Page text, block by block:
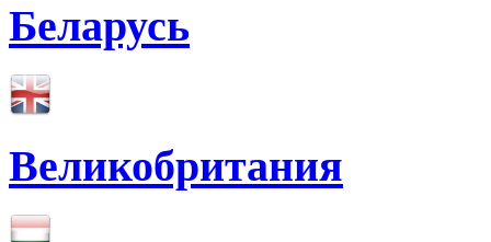
Беларусь
Великобритания